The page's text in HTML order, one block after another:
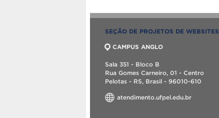
SEÇÃO DE PROJETOS DE WEBSITES
CAMPUS ANGLO
Sala 351 - Bloco B
Rua Gomes Carneiro, 01 - Centro
Pelotas - RS, Brasil - 96010-610
atendimento.ufpel.edu.br